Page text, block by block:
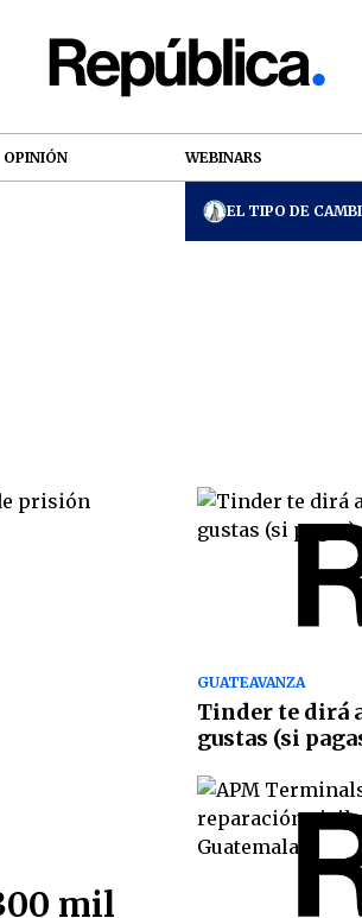
OPINIÓN WEBINARS
EL TIPO DE
mil
GUATEAVANZA
Tinder te dirá
gustas (si